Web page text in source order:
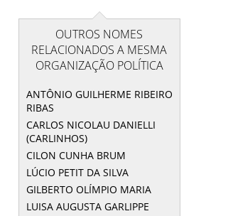
OUTROS NOMES
RELACIONADOS A MESMA
ORGANIZAÇÃO POLÍTICA
ANTÔNIO GUILHERME RIBEIRO
RIBAS
CARLOS NICOLAU DANIELLI
(CARLINHOS)
CILON CUNHA BRUM
LÚCIO PETIT DA SILVA
GILBERTO OLÍMPIO MARIA
LUISA AUGUSTA GARLIPPE